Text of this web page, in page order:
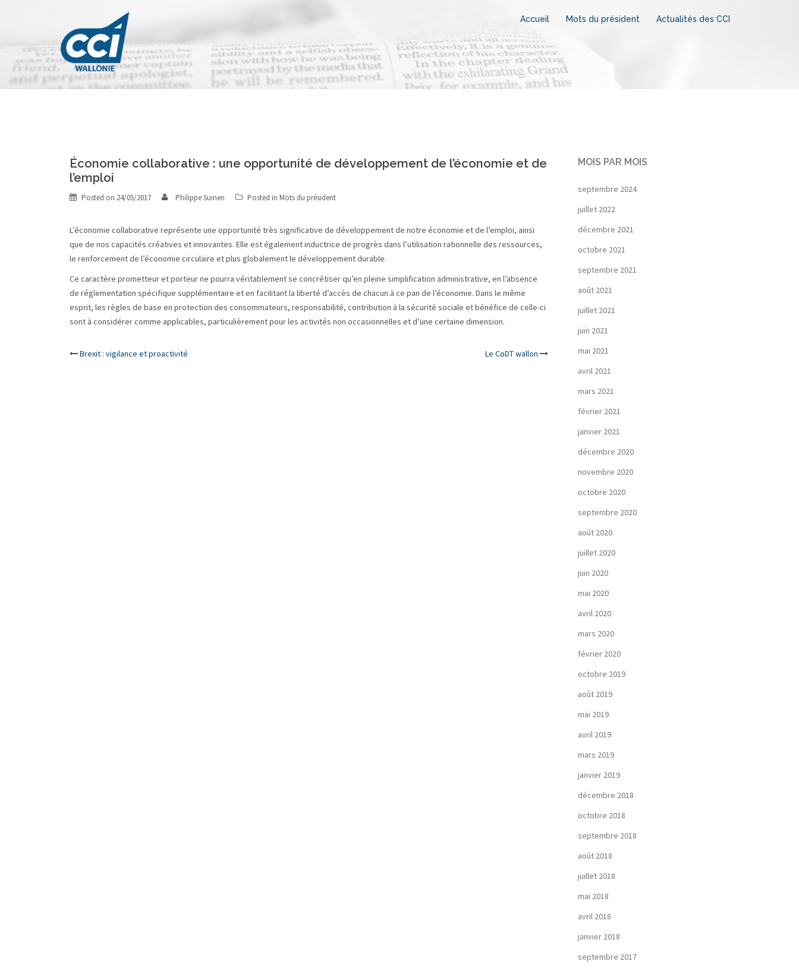
Accueil Mots du président Actualités des CCI
Économie collaborative : une opportunité de développement de l’économie et de
l’emploi
Posted on 24/05/2017 Philippe Suinen Posted in Mots du président
L’économie collaborative représente une opportunité très significative de développement de notre économie et de l’emploi, ainsi
que de nos capacités créatives et innovantes. Elle est également inductrice de progrès dans l’utilisation rationnelle des ressources,
le renforcement de l’économie circulaire et plus globalement le développement durable.
Ce caractère prometteur et porteur ne pourra véritablement se concrétiser qu’en pleine simplification administrative, en l’absence
de réglementation spécifique supplémentaire et en facilitant la liberté d’accès de chacun à ce pan de l’économie. Dans le même
esprit, les règles de base en protection des consommateurs, responsabilité, contribution à la sécurité sociale et bénéfice de celle-ci
sont à considérer comme applicables, particulièrement pour les activités non occasionnelles et d’une certaine dimension.
Post
Brexit : vigilance et proactivité Le CoDT wallon
MOIS PAR MOIS
septembre 2024
juillet 2022
décembre 2021
octobre 2021
septembre 2021
août 2021
juillet 2021
juin 2021
mai 2021
avril 2021
mars 2021
février 2021
janvier 2021
décembre 2020
novembre 2020
octobre 2020
septembre 2020
août 2020
juillet 2020
juin 2020
mai 2020
avril 2020
mars 2020
février 2020
octobre 2019
août 2019
mai 2019
avril 2019
mars 2019
janvier 2019
décembre 2018
octobre 2018
septembre 2018
août 2018
juillet 2018
mai 2018
avril 2018
janvier 2018
septembre 2017